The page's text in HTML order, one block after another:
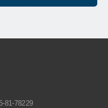
81-78229